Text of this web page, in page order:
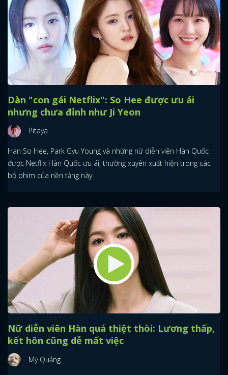
Dàn "con gái Netflix": So Hee được ưu ái
nhưng chưa đỉnh như Ji Yeon
Pitaya
Han So Hee, Park Gyu Young và những nữ diễn viên Hàn Quốc
được Netflix Hàn Quốc ưu ái, thường xuyên xuất hiện trong các
bộ phim của nền tảng này.
Nữ diễn viên Hàn quá thiệt thòi: Lương thấp,
kết hôn cũng dễ mất việc
Mỳ Quảng